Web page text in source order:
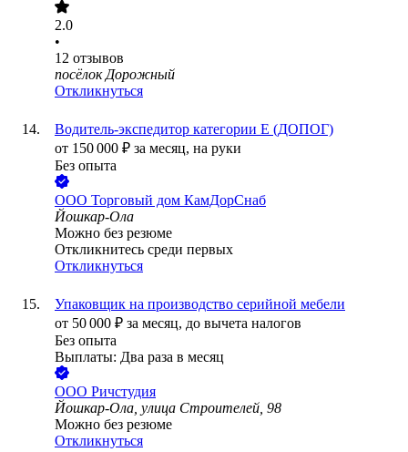
2.0
•
12 отзывов
посёлок Дорожный
Откликнуться
Водитель-экспедитор категории Е (ДОПОГ)
от 150 000 ₽ за месяц, на руки
Без опыта
ООО Торговый дом КамДорСнаб
Йошкар-Ола
Можно без резюме
Откликнитесь среди первых
Откликнуться
Упаковщик на производство серийной мебели
от 50 000 ₽ за месяц, до вычета налогов
Без опыта
Выплаты: Два раза в месяц
ООО Ричстудия
Йошкар-Ола, улица Строителей, 98
Можно без резюме
Откликнуться